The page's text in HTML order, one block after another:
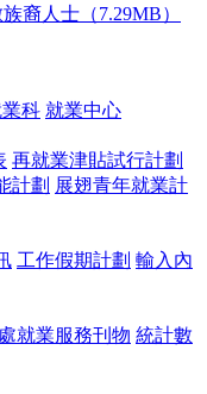
裔人士（7.29MB）
科 就業中心
再就業津貼試行計劃
計劃 展翅青年就業計
工作假期計劃 輸入內
就業服務刊物 統計數